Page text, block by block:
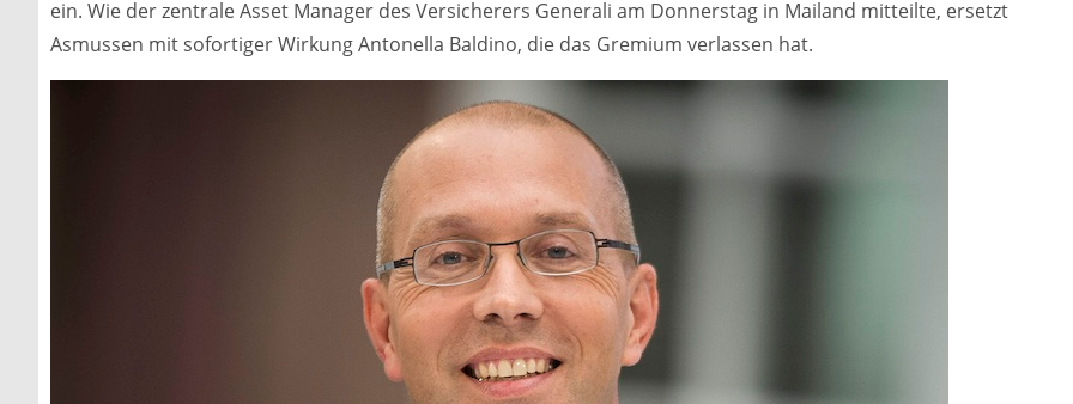
ein. Wie der zentrale Asset Manager des Versicherers Generali am Donnerstag in Mailand mitteilte, ersetzt
Asmussen mit sofortiger Wirkung Antonella Baldino, die das Gremium verlassen hat.